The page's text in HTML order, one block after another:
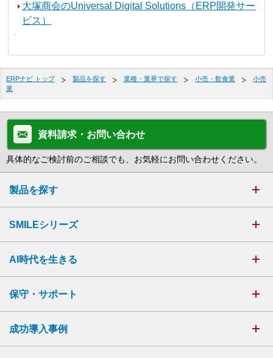
大塚商会のUniversal Digital Solutions（ERP開発サー
ビス）
ERPナビ トップ 製品を探す 業種・業界で探す 小売・飲食業
小売
業
資料請求・お問い合わせ
具体的なご検討前のご相談でも、お気軽にお問い合わせください。
製品を探す
SMILEシリーズ
AI時代を生きる
保守・サポート
成功導入事例